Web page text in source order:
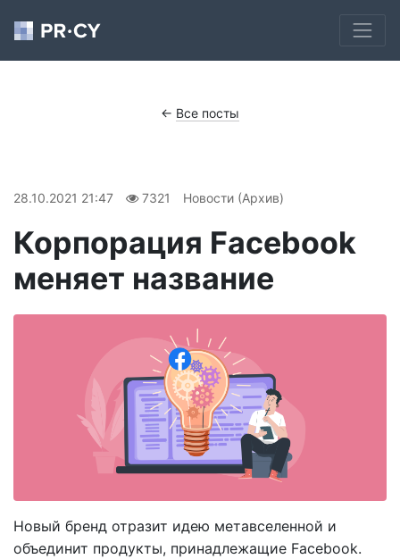
← Все посты
28.10.2021 21:47 7321 Новости (Архив)
Корпорация Facebook
меняет название
Новый бренд отразит идею метавселенной и
объединит продукты, принадлежащие Facebook.